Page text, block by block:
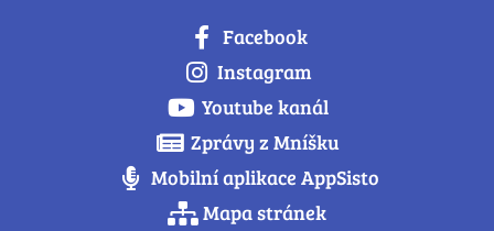
Facebook
Instagram
Youtube kanál
Zprávy z Mníšku
Mobilní aplikace AppSisto
Mapa stránek